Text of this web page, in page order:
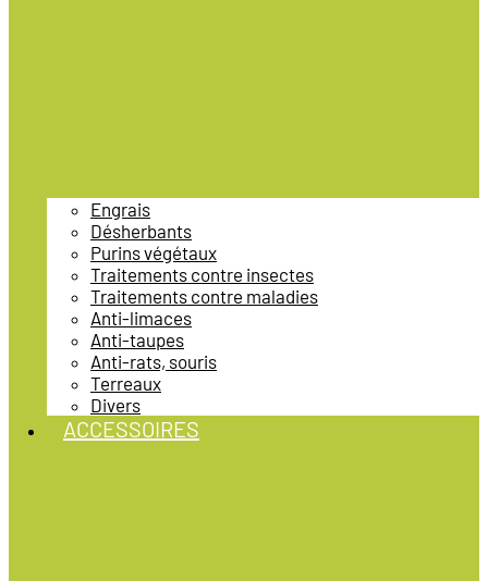
Engrais
Désherbants
Purins végétaux
Traitements contre insectes
Traitements contre maladies
Anti-limaces
Anti-taupes
Anti-rats, souris
Terreaux
Divers
ACCESSOIRES